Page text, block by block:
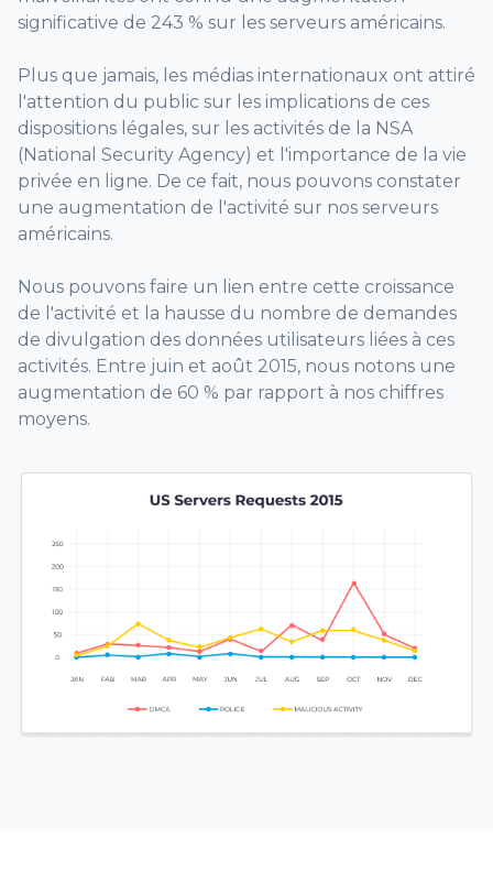
significative de 243 % sur les serveurs américains.
Plus que jamais, les médias internationaux ont attiré
l'attention du public sur les implications de ces
dispositions légales, sur les activités de la NSA
(National Security Agency) et l'importance de la vie
privée en ligne. De ce fait, nous pouvons constater
une augmentation de l'activité sur nos serveurs
américains.
Nous pouvons faire un lien entre cette croissance
de l'activité et la hausse du nombre de demandes
de divulgation des données utilisateurs liées à ces
activités. Entre juin et août 2015, nous notons une
augmentation de 60 % par rapport à nos chiffres
moyens.